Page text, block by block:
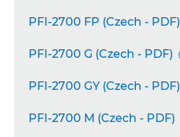
PFI-2700 FP (Czech - PDF)
PFI-2700 G (Czech - PDF)
PFI-2700 GY (Czech - PDF)
PFI-2700 M (Czech - PDF)